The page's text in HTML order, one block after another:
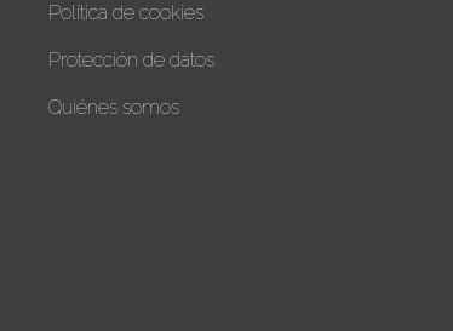
Política de cookies
Protección de datos
Quiénes somos